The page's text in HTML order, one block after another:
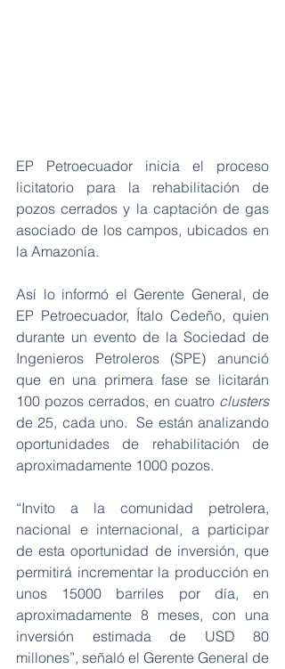
EP Petroecuador inicia el proceso
licitatorio para la rehabilitación de
pozos cerrados y la captación de gas
asociado de los campos, ubicados en
la Amazonía.
Así lo informó el Gerente General, de
EP Petroecuador, Ítalo Cedeño, quien
durante un evento de la Sociedad de
Ingenieros Petroleros (SPE) anunció
que en una primera fase se licitarán
100 pozos cerrados, en cuatro clusters
de 25, cada uno.  Se están analizando
oportunidades de rehabilitación de
aproximadamente 1000 pozos.
“Invito a la comunidad petrolera,
nacional e internacional, a participar
de esta oportunidad de inversión, que
permitirá incrementar la producción en
unos 15000 barriles por día, en
aproximadamente 8 meses, con una
inversión estimada de USD 80
millones”, señaló el Gerente General de